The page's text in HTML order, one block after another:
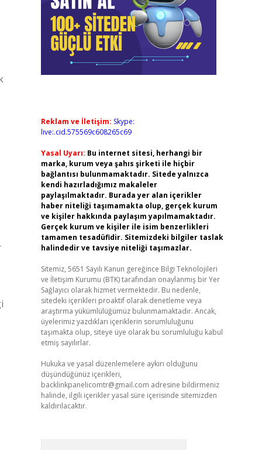
Reklam ve İletişim: Skype:
live:.cid.575569c608265c69
Yasal Uyarı: Bu internet sitesi, herhangi bir
marka, kurum veya şahıs şirketi ile hiçbir
bağlantısı bulunmamaktadır. Sitede yalnızca
kendi hazırladığımız makaleler
paylaşılmaktadır. Burada yer alan içerikler
haber niteliği taşımamakta olup, gerçek kurum
ve kişiler hakkında paylaşım yapılmamaktadır.
Gerçek kurum ve kişiler ile isim benzerlikleri
tamamen tesadüfidir. Sitemizdeki bilgiler taslak
halindedir ve tavsiye niteliği taşımazlar.
Sitemiz, 5651 Sayılı Kanun gereğince Bilgi Teknolojileri
ve İletişim Kurumu (BTK) tarafından onaylanmış bir Yer
Sağlayıcı olarak hizmet vermektedir. Bu nedenle,
sitedeki içerikleri proaktif olarak denetleme veya
araştırma yükümlülüğümüz bulunmamaktadır. Ancak,
üyelerimiz yazdıkları içeriklerin sorumluluğunu
taşımakta olup, siteye üye olarak bu sorumluluğu kabul
etmiş sayılırlar.
Hukuka ve yasal düzenlemelere aykırı olduğunu
düşündüğünüz içerikleri,
backlinkpanelicomtr@gmail.com adresine bildirmeniz
halinde, ilgili içerikler yasal süre içerisinde sitemizden
kaldırılacaktır.